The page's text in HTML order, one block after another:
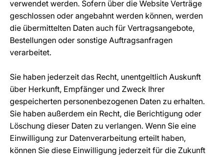
verwendet werden. Sofern über die Website Verträge
geschlossen oder angebahnt werden können, werden
die übermittelten Daten auch für Vertragsangebote,
Bestellungen oder sonstige Auftragsanfragen
verarbeitet.
Sie haben jederzeit das Recht, unentgeltlich Auskunft
über Herkunft, Empfänger und Zweck Ihrer
gespeicherten personenbezogenen Daten zu erhalten.
Sie haben außerdem ein Recht, die Berichtigung oder
Löschung dieser Daten zu verlangen. Wenn Sie eine
Einwilligung zur Datenverarbeitung erteilt haben,
können Sie diese Einwilligung jederzeit für die Zukunft